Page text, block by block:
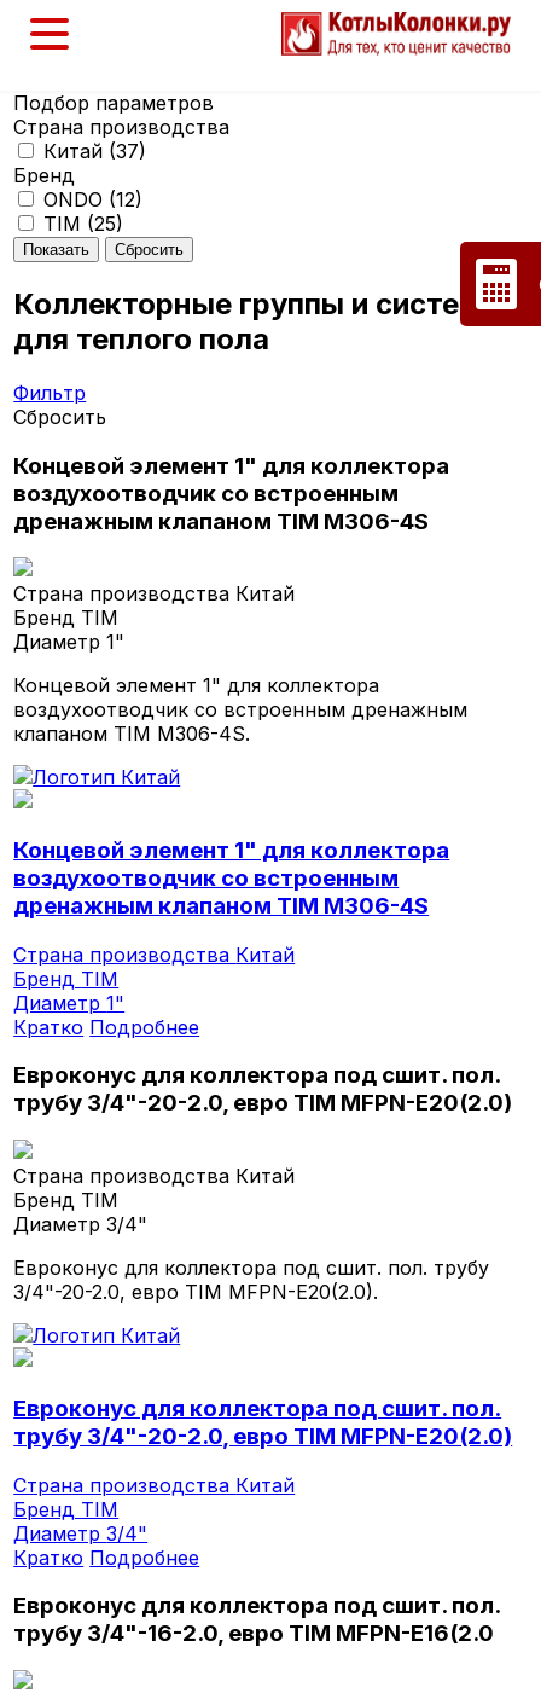
Подбор параметров
Страна производства
Китай (37)
Бренд
ONDO (12)
TIM (25)
Коллекторные группы и системы
для теплого пола
Фильтр
Сбросить
Концевой элемент 1" для коллектора
воздухоотводчик со встроенным
дренажным клапаном TIM M306-4S
Страна производства Китай
Бренд TIM
Диаметр1"
Концевой элемент 1" для коллектора
воздухоотводчик со встроенным дренажным
клапаном TIM M306-4S.
Концевой элемент 1" для коллектора
воздухоотводчик со встроенным
дренажным клапаном TIM M306-4S
Страна производства Китай
Бренд TIM
Диаметр1"
Кратко Подробнее
Евроконус для коллектора под сшит. пол.
трубу 3/4"-20-2.0, евро TIM MFPN-E20(2.0)
Страна производства Китай
Бренд TIM
Диаметр3/4"
Евроконус для коллектора под сшит. пол. трубу
3/4"-20-2.0, евро TIM MFPN-E20(2.0).
Евроконус для коллектора под сшит. пол.
трубу 3/4"-20-2.0, евро TIM MFPN-E20(2.0)
Страна производства Китай
Бренд TIM
Диаметр3/4"
Кратко Подробнее
Евроконус для коллектора под сшит. пол.
трубу 3/4"-16-2.0, евро TIM MFPN-E16(2.0